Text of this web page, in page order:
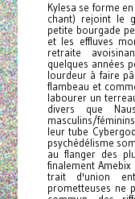
Kylesa se forme
chant) rejoint le
petite bourgade
et les effluves
retraite
quelques années
lourdeur à faire
flambeau et
labourer un
divers que
masculins/
leur tube
psychédélisme
au flanger des
finalement
trait d'union
prometteuses ne